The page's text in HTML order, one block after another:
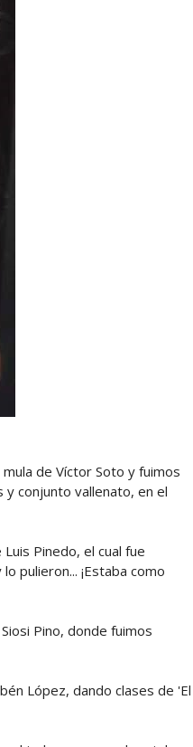
de Víctor Soto y fuimos
conjunto vallenato, en el
Pinedo, el cual fue
pulieron... ¡Estaba como
Pino, donde fuimos
López, dando clases de 'El